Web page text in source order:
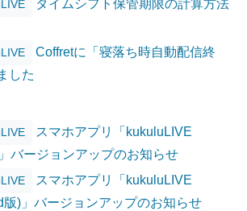
タイムシフト保管期限の計算方法
Coffretに「寝落ち時自動配信終
した
スマホアプリ「kukuluLIVE
バージョンアップのお知らせ
スマホアプリ「kukuluLIVE
版)」バージョンアップのお知らせ